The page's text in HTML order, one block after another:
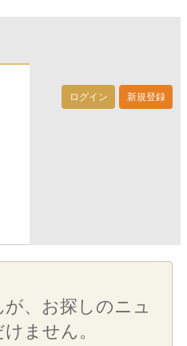
ログイン 新規登録
、お探しのニュ
ません。